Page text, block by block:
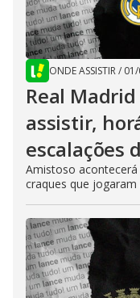
ONDE ASSISTIR/
Real
assistir,
escalações
Amistoso
craques que